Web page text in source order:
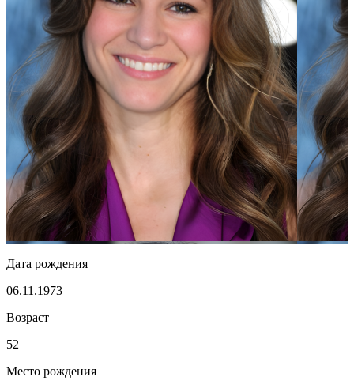
Дата рождения
06.11.1973
Возраст
52
Место рождения